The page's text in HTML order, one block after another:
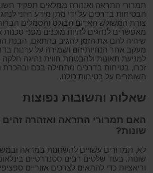
תמרורי התראה ואזהרה ממלאים תפקיד
הבטיחות בדרכים על ידי מתן מידע חיוני
צורת המשולש האדום הבולט והסמלים
מאפשרים לנהגים להיות מוכנים מפני
שיהיה להם את הזמן להגיב בהתאם. הבנת
מעקב אחר הנחיותיהם ושמירה על ערנות
למניעת תאונות ולהבטחת חווית נהיגה חלקה
זכרו, בטיחות בדרכים מתחילה בכם ובהכרת
השומרים על בטיחות כולנו.
שאלות ותשובות נפוצות
האם תמרורי התראה ואזהרה זהים
שונות?
לא, תמרורים עשויים להשתנות במראה
שונות. בעוד שלטים רבים סטנדרטיים
וריאציות כדי להתאים לצרכים אזוריים